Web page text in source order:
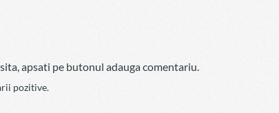
apsati pe butonul adauga comentariu.
pozitive.